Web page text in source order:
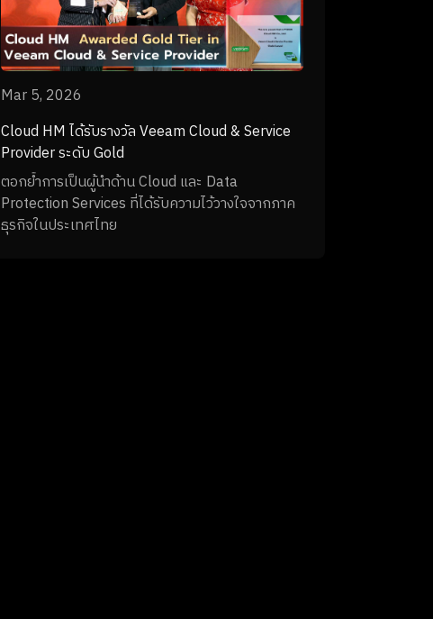
Mar 5, 2026
Cloud HM ได้รับรางวัล Veeam Cloud & Service
Provider ระดับ Gold
ตอกย้ำการเป็นผู้นำด้าน Cloud และ Data
Protection Services ที่ได้รับความไว้วางใจจากภาค
ธุรกิจในประเทศไทย